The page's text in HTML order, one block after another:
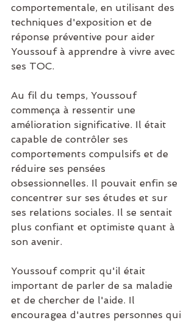
comportementale, en utilisant des
techniques d'exposition et de
réponse préventive pour aider
Youssouf à apprendre à vivre avec
ses TOC.
Au fil du temps, Youssouf
commença à ressentir une
amélioration significative. Il était
capable de contrôler ses
comportements compulsifs et de
réduire ses pensées
obsessionnelles. Il pouvait enfin se
concentrer sur ses études et sur
ses relations sociales. Il se sentait
plus confiant et optimiste quant à
son avenir.
Youssouf comprit qu'il était
important de parler de sa maladie
et de chercher de l'aide. Il
encouragea d'autres personnes qui